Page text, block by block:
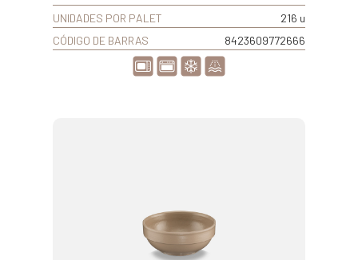
UNIDADES POR PALET
216 u
CÓDIGO DE BARRAS
8423609772666